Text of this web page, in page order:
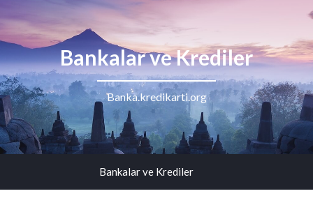
Bankalar ve Krediler
Banka.kredikarti.org
Bankalar ve Krediler